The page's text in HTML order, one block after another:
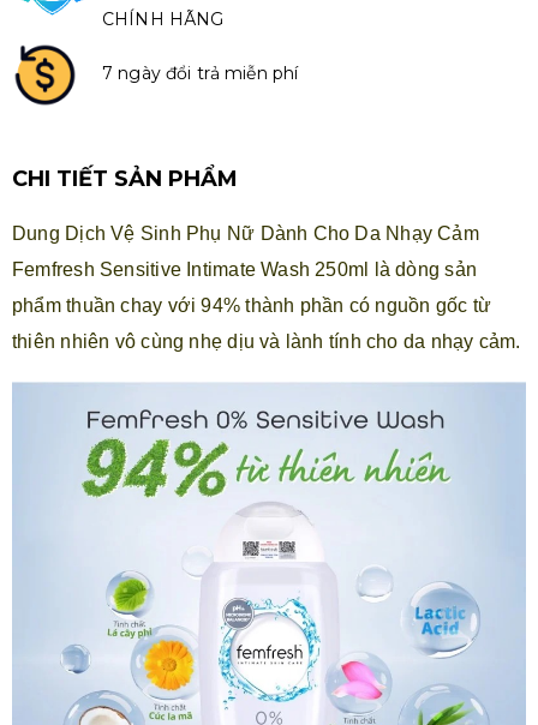
CHÍNH HÃNG
7 ngày đổi trả miễn phí
CHI TIẾT SẢN PHẨM
Dung Dịch Vệ Sinh Phụ Nữ Dành Cho Da Nhạy Cảm
Femfresh Sensitive Intimate Wash 250ml là dòng sản
phẩm thuần chay với 94% thành phần có nguồn gốc từ
thiên nhiên vô cùng nhẹ dịu và lành tính cho da nhạy cảm.